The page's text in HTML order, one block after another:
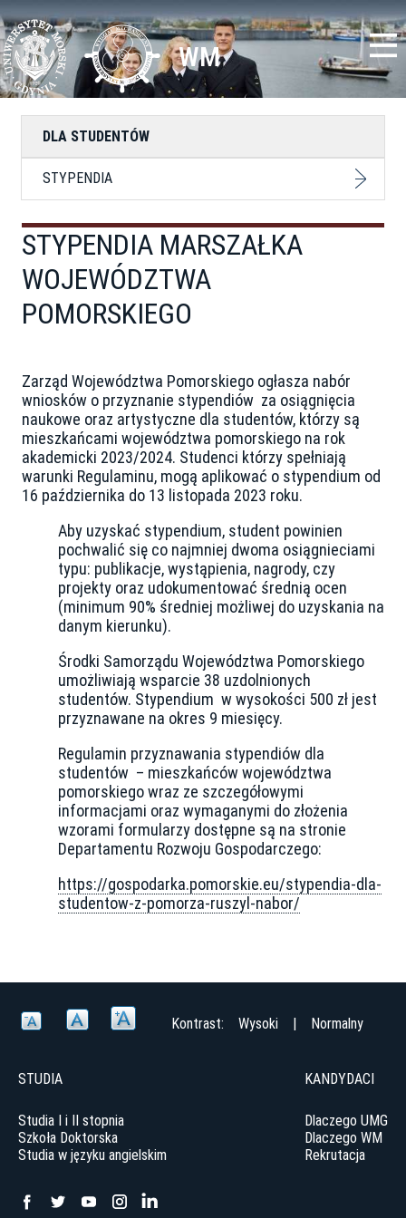
Przejdź
do
treści
Toggle
high
contrast
WM
DLA STUDENTÓW
STYPENDIA
STYPENDIA MARSZAŁKA
WOJEWÓDZTWA
POMORSKIEGO
Zarząd Województwa Pomorskiego ogłasza nabór
wniosków o przyznanie stypendiów za osiągnięcia
naukowe oraz artystyczne dla studentów, którzy są
mieszkańcami województwa pomorskiego na rok
akademicki 2023/2024. Studenci którzy spełniają
warunki Regulaminu, mogą aplikować o stypendium od
16 października do 13 listopada 2023 roku.
Aby uzyskać stypendium, student powinien
pochwalić się co najmniej dwoma osiągnieciami
typu: publikacje, wystąpienia, nagrody, czy
projekty oraz udokumentować średnią ocen
(minimum 90% średniej możliwej do uzyskania na
danym kierunku).
Środki Samorządu Województwa Pomorskiego
umożliwiają wsparcie 38 uzdolnionych
studentów. Stypendium w wysokości 500 zł jest
przyznawane na okres 9 miesięcy.
Regulamin przyznawania stypendiów dla
studentów – mieszkańców województwa
pomorskiego wraz ze szczegółowymi
informacjami oraz wymaganymi do złożenia
wzorami formularzy dostępne są na stronie
Departamentu Rozwoju Gospodarczego:
https://gospodarka.pomorskie.eu/stypendia-dla-
studentow-z-pomorza-ruszyl-nabor/
Kontrast: Wysoki | Normalny
STUDIA
Studia I i II stopnia
Szkoła Doktorska
Studia w języku angielskim
KANDYDACI
Dlaczego UMG
Dlaczego WM
Rekrutacja